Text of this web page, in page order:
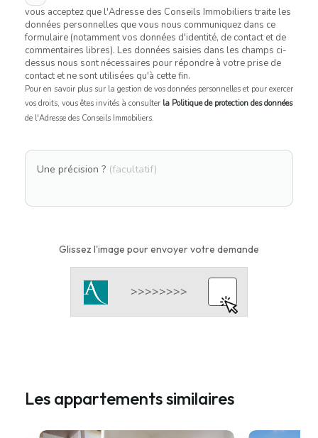
vous acceptez que l'Adresse des Conseils Immobiliers traite les
données personnelles que vous nous communiquez dans ce
formulaire (notamment vos données d'identité, de contact et de
commentaires libres). Les données saisies dans les champs ci-
dessus nous sont nécessaires pour répondre à votre prise de
contact et ne sont utilisées qu'à cette fin.
Pour en savoir plus sur la gestion de vos données personnelles et pour exercer
vos droits, vous êtes invités à consulter la Politique de protection des données
de l'Adresse des Conseils Immobiliers.
Une précision ? (facultatif)
Glissez l'image pour envoyer votre demande
Les appartements similaires